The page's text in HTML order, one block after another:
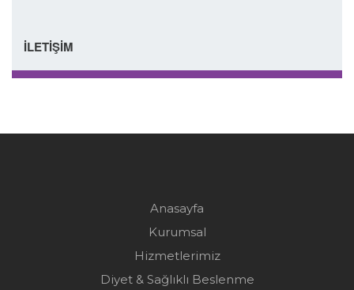
İLETİŞİM
Anasayfa
Kurumsal
Hizmetlerimiz
Diyet & Sağlıklı Beslenme